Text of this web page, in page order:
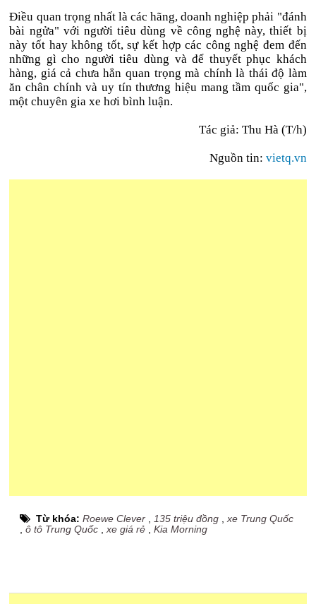
Điều quan trọng nhất là các hãng, doanh nghiệp phải "đánh
bài ngửa" với người tiêu dùng về công nghệ này, thiết bị
này tốt hay không tốt, sự kết hợp các công nghệ đem đến
những gì cho người tiêu dùng và để thuyết phục khách
hàng, giá cả chưa hẳn quan trọng mà chính là thái độ làm
ăn chân chính và uy tín thương hiệu mang tầm quốc gia",
một chuyên gia xe hơi bình luận.
Tác giả: Thu Hà (T/h)
Nguồn tin: vietq.vn
Từ khóa:Roewe Clever 135 triệu đồng ,xe Trung Quốc
,ô tô Trung Quốc ,xe giá rẻ ,Kia Morning